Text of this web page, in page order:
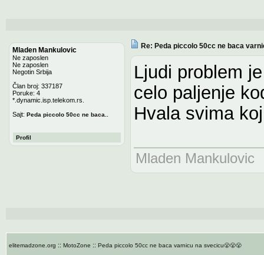
Mladen Mankulovic
Ne zaposlen
Ne zaposlen
Negotin Srbija
Član broj: 337187
Poruke: 4
*.dynamic.isp.telekom.rs.
Sajt: Peda piccolo 50cc ne baca..
Profil
Re: Peda piccolo 50cc ne baca
Ljudi problem
celo paljenje
Hvala svima
Mladen Mankulovic
elitemadzone.org :: MotoZone :: Peda piccolo 50cc ne baca varnicu na svecicu😤😤😤